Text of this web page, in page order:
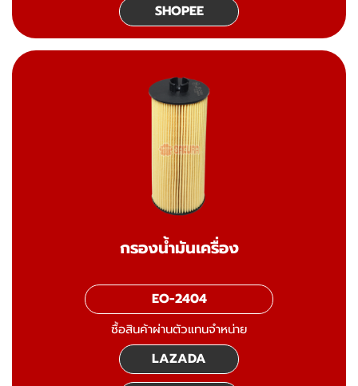
SHOPEE
กรองน้ำมันเครื่อง
EO-2404
ซื้อสินค้าผ่านตัวแทนจำหน่าย
LAZADA